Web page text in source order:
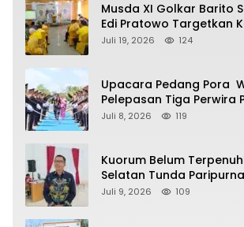
Musda XI Golkar Barito
Edi Pratowo Targetkan
Partai pada Pemilu
Juli 19, 2026 124
Upacara Pedang Pora
Pelepasan Tiga Perwira
Selatan Masuki Masa
Juli 8, 2026 119
Kuorum Belum
Selatan Tunda
Raperda
Juli 9, 2026 109